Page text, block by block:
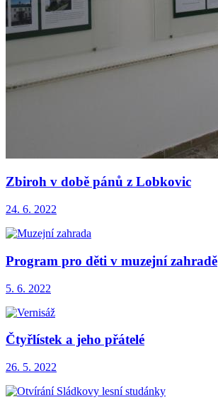
Zbiroh v době pánů z Lobkovic
24. 6. 2022
Program pro děti v muzejní zahradě
5. 6. 2022
Čtyřlístek a jeho přátelé
26. 5. 2022